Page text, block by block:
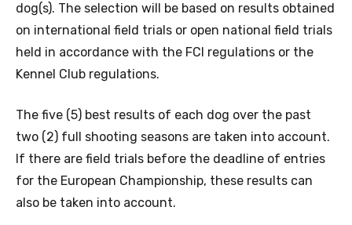
dog(s). The selection will be based on results obtained
on international field trials or open national field trials
held in accordance with the FCI regulations or the
Kennel Club regulations.
The five (5) best results of each dog over the past
two (2) full shooting seasons are taken into account.
If there are field trials before the deadline of entries
for the European Championship, these results can
also be taken into account.